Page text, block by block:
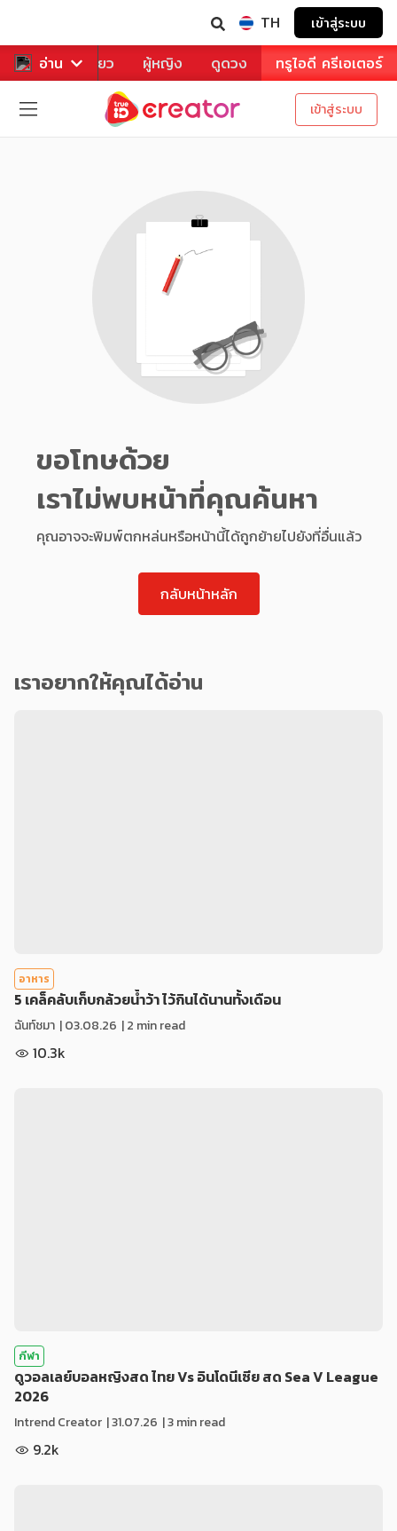
TH เข้าสู่ระบบ
อ่าน
หาร ท่องเที่ยว ผู้หญิง ดูดวง ทรูไอดี ครีเอเตอร์
เข้าสู่ระบบ
ขอโทษด้วย
เราไม่พบหน้าที่คุณค้นหา
คุณอาจจะพิมพ์ตกหล่นหรือหน้านี้ได้ถูกย้ายไปยังที่อื่นแล้ว
กลับหน้าหลัก
เราอยากให้คุณได้อ่าน
อาหาร
5 เคล็คลับเก็บกล้วยน้ำว้า ไว้กินได้นานทั้งเดือน
ฉันท์ชมา |03.08.26 | 2 min read
10.3k
กีฬา
ดูวอลเลย์บอลหญิงสด ไทย Vs อินโดนีเซีย สด Sea V League
2026
Intrend Creator |31.07.26 | 3 min read
9.2k